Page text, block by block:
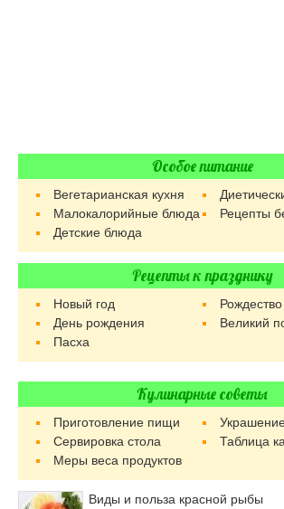
Особое питание
Вегетарианская кухня
Малокалорийные блюда
Рецепты
Детские блюда
Рецепты к празднику
Новый год
День рождения
Великий
Пасха
Кулинарные советы
Приготовление пищи
Сервировка стола
Таблица
Меры веса продуктов
Виды и польза красной рыбы